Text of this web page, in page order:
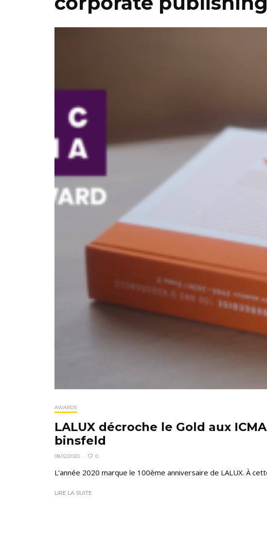
AWARDS
LALUX décroche le Gold aux
binsfeld
08/12/2020 · 0
L’année 2020 marque le 100ème anniversaire de LALUX. À
LIRE LA SUITE